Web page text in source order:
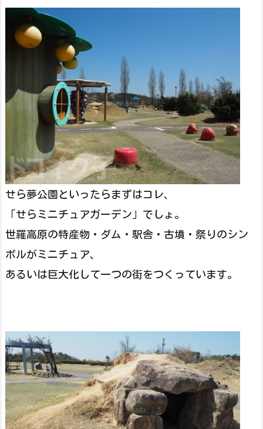
せら夢公園といったらまずはコレ、
「せらミニチュアガーデン」でしょ。
世羅高原の特産物・ダム・駅舎・古墳・祭りのシン
ボルがミニチュア、
あるいは巨大化して一つの街をつくっています。